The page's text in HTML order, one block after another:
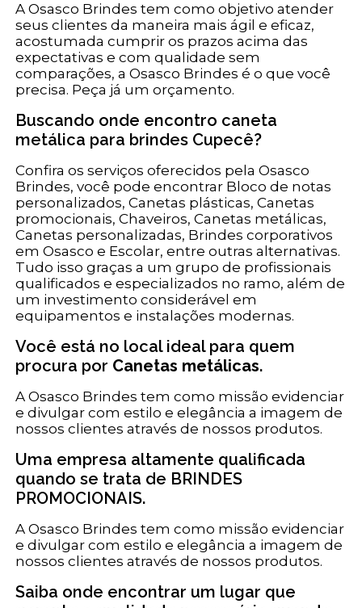
A Osasco Brindes tem como objetivo atender
seus clientes da maneira mais ágil e eficaz,
acostumada cumprir os prazos acima das
expectativas e com qualidade sem
comparações, a Osasco Brindes é o que você
precisa. Peça já um orçamento.
Buscando onde encontro caneta
metálica para brindes Cupecê?
Confira os serviços oferecidos pela Osasco
Brindes, você pode encontrar Bloco de notas
personalizados, Canetas plásticas, Canetas
promocionais, Chaveiros, Canetas metálicas,
Canetas personalizadas, Brindes corporativos
em Osasco e Escolar, entre outras alternativas.
Tudo isso graças a um grupo de profissionais
qualificados e especializados no ramo, além de
um investimento considerável em
equipamentos e instalações modernas.
Você está no local ideal para quem
procura por Canetas metálicas.
A Osasco Brindes tem como missão evidenciar
e divulgar com estilo e elegância a imagem de
nossos clientes através de nossos produtos.
Uma empresa altamente qualificada
quando se trata de BRINDES
PROMOCIONAIS.
A Osasco Brindes tem como missão evidenciar
e divulgar com estilo e elegância a imagem de
nossos clientes através de nossos produtos.
Saiba onde encontrar um lugar que